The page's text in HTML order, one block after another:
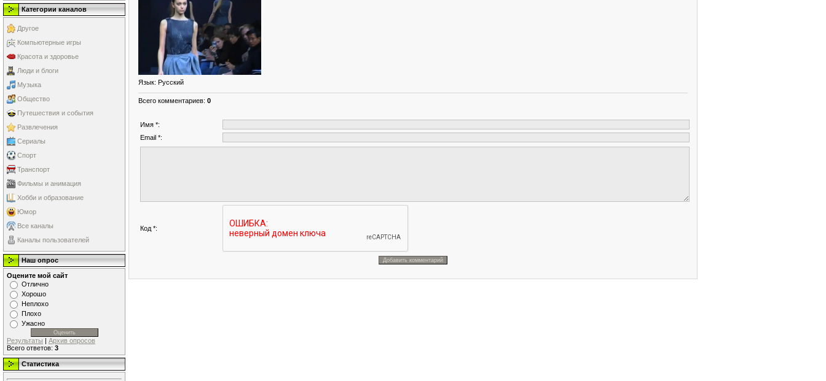
Категории каналов
Другое
Компьютерные игры
Красота и здоровье
Люди и блоги
Музыка
Общество
Путешествия и события
Развлечения
Сериалы
Спорт
Транспорт
Фильмы и анимация
Хобби и образование
Юмор
Все каналы
Каналы пользователей
Наш опрос
Оцените мой сайт
Отлично
Хорошо
Неплохо
Плохо
Ужасно
Результаты | Архив опросов
Всего ответов: 3
Статистика
Язык: Русский
Всего комментариев: 0
Имя *:
Email *:
Код *: